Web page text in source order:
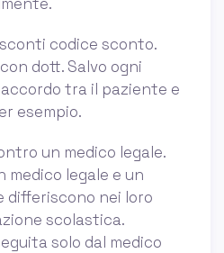
codice sconto.
dott. Salvo ogni
tra il paziente e
esempio.
un medico legale.
medico legale e un
differiscono nei loro
scolastica.
solo dal medico